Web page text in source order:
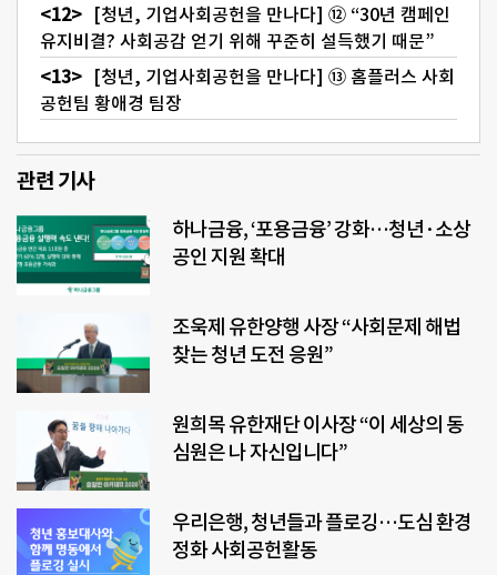
[청년, 기업사회공헌을 만나다] ⑫ “30년 캠페인
유지비결? 사회공감 얻기 위해 꾸준히 설득했기 때문”
[청년, 기업사회공헌을 만나다] ⑬ 홈플러스 사회
공헌팀 황애경 팀장
관련 기사
하나금융, ‘포용금융’ 강화…청년·소상
공인 지원 확대
조욱제 유한양행 사장 “사회문제 해법
찾는 청년 도전 응원”
원희목 유한재단 이사장 “이 세상의 동
심원은 나 자신입니다”
우리은행, 청년들과 플로깅…도심 환경
정화 사회공헌활동